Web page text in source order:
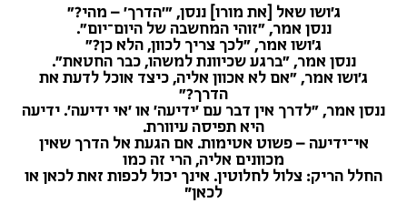
ג'ושו שאל [את מורו] ננסן, "'הדרך' – מהי?"
ננסן אמר, "זוהי המחשבה של היום־יום".
ג'ושו אמר, "לכך צריך לכוון, הלא כן?"
ננסן אמר, "ברגע שכיוונת למשהו, כבר החטאת".
ג'ושו אמר, "אם לא אכוון אליה, כיצד אוכל לדעת את
הדרך?"
ננסן אמר, "לדרך אין דבר עם 'ידיעה' או 'אי ידיעה'. ידיעה
היא תפיסה עיוורת.
אי־ידיעה – פשוט אטימות. אם הגעת אל הדרך שאין
מכוונים אליה, הרי זה כמו
החלל הריק: צלול לחלוטין. אינך יכול לכפות זאת לכאן או
לכאן״